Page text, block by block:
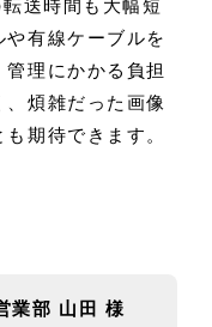
有線ケーブルを
理にかかる負担
煩雑だった画像
期待できます。
業部 山田 様